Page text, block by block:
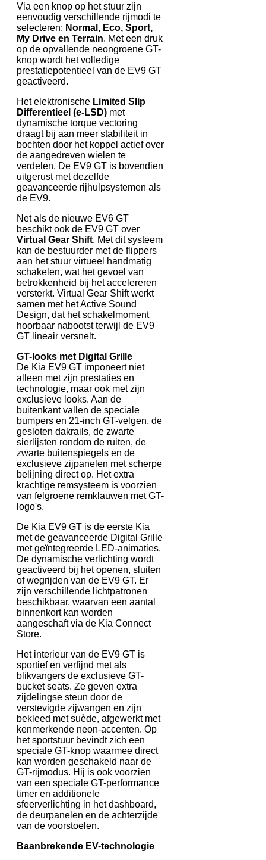
Via een knop op het stuur zijn
eenvoudig verschillende rijmodi te
selecteren: Normal, Eco, Sport,
My Drive en Terrain. Met een druk
op de opvallende neongroene GT-
knop wordt het volledige
prestatiepotentieel van de EV9 GT
geactiveerd.
Het elektronische Limited Slip
Differentieel (e-LSD) met
dynamische torque vectoring
draagt bij aan meer stabiliteit in
bochten door het koppel actief over
de aangedreven wielen te
verdelen. De EV9 GT is bovendien
uitgerust met dezelfde
geavanceerde rijhulpsystemen als
de EV9.
Net als de nieuwe EV6 GT
beschikt ook de EV9 GT over
Virtual Gear Shift. Met dit systeem
kan de bestuurder met de flippers
aan het stuur virtueel handmatig
schakelen, wat het gevoel van
betrokkenheid bij het accelereren
versterkt. Virtual Gear Shift werkt
samen met het Active Sound
Design, dat het schakelmoment
hoorbaar nabootst terwijl de EV9
GT lineair versnelt.
GT-looks met Digital Grille
De Kia EV9 GT imponeert niet
alleen met zijn prestaties en
technologie, maar ook met zijn
exclusieve looks. Aan de
buitenkant vallen de speciale
bumpers en 21-inch GT-velgen, de
gesloten dakrails, de zwarte
sierlijsten rondom de ruiten, de
zwarte buitenspiegels en de
exclusieve zijpanelen met scherpe
belijning direct op. Het extra
krachtige remsysteem is voorzien
van felgroene remklauwen met GT-
logo's.
De Kia EV9 GT is de eerste Kia
met de geavanceerde Digital Grille
met geïntegreerde LED-animaties.
De dynamische verlichting wordt
geactiveerd bij het openen, sluiten
of wegrijden van de EV9 GT. Er
zijn verschillende lichtpatronen
beschikbaar, waarvan een aantal
binnenkort kan worden
aangeschaft via de Kia Connect
Store.
Het interieur van de EV9 GT is
sportief en verfijnd met als
blikvangers de exclusieve GT-
bucket seats. Ze geven extra
zijdelingse steun door de
verstevigde zijwangen en zijn
bekleed met suède, afgewerkt met
kenmerkende neon-accenten. Op
het sportstuur bevindt zich een
speciale GT-knop waarmee direct
kan worden geschakeld naar de
GT-rijmodus. Hij is ook voorzien
van een speciale GT-performance
timer en additionele
sfeerverlichting in het dashboard,
de deurpanelen en de achterzijde
van de voorstoelen.
Baanbrekende EV-technologie